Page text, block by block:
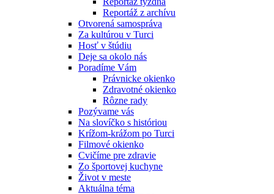
Reportáž z archívu
Otvorená samospráva
Za kultúrou v Turci
Hosť v štúdiu
Deje sa okolo nás
Poradíme Vám
Právnicke okienko
Zdravotné okienko
Rôzne rady
Pozývame vás
Na slovíčko s históriou
Krížom-krážom po Turci
Filmové okienko
Cvičíme pre zdravie
Zo športovej kuchyne
Život v meste
Aktuálna téma